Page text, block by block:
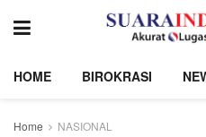
HOME BIROKRASI
Home NASIONAL